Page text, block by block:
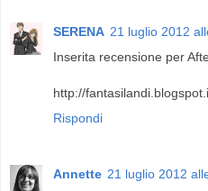
SERENA 21 luglio 2012
Inserita recensione per
http://
Rispondi
Annette 21 luglio 2012